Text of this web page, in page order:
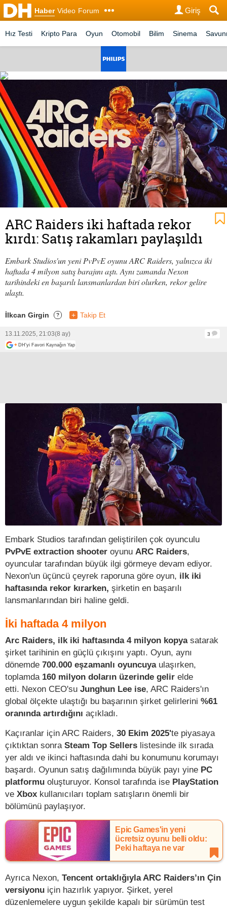
Haber Video Forum Giriş
Hız Testi Kripto Para Oyun Otomobil Bilim Sinema
ARC Raiders iki haftada rekor
kırdı: Satış rakamları paylaşıldı
Embark Studios'un yeni PvPvE oyunu ARC Raiders, yalnızca iki
haftada 4 milyon satış barajını aştı. Aynı zamanda Nexon
tarihindeki en başarılı lansmanlardan biri olurken, rekor gelire
ulaştı.
İlkcan Girgin ? + Takip Et
13.11.2025, 21:03(8 ay)
3
+ DH'yi Favori Kaynağın Yap
Embark Studios tarafından geliştirilen çok oyunculu
PvPvE extraction shooter oyunu ARC Raiders,
oyuncular tarafından büyük ilgi görmeye devam ediyor.
Nexon'un üçüncü çeyrek raporuna göre oyun, ilk iki
haftasında rekor kırarken, şirketin en başarılı
lansmanlarından biri haline geldi.
İki haftada 4 milyon
Arc Raiders, ilk iki haftasında 4 milyon kopyasatarak
şirket tarihinin en güçlü çıkışını yaptı. Oyun, aynı
dönemde 700.000 eşzamanlı oyuncuyaulaşırken,
toplamda 160 milyon doların üzerinde gelir elde
etti. Nexon CEO'su Junghun Lee ise, ARC Raiders'ın
global ölçekte ulaştığı bu başarının şirket gelirlerini %61
oranında artırdığını açıkladı.
Kaçıranlar için ARC Raiders, 30 Ekim 2025'te piyasaya
çıktıktan sonra Steam Top Sellers listesinde ilk sırada
yer aldı ve ikinci haftasında dahi bu konumunu korumayı
başardı. Oyunun satış dağılımında büyük payı yine PC
platformu oluşturuyor. Konsol tarafında ise PlayStation
ve Xbox kullanıcıları toplam satışların önemli bir
bölümünü paylaşıyor.
Epic Games'in yeni
ücretsiz oyunu belli oldu:
Peki haftaya ne var
Ayrıca Nexon, Tencent ortaklığıyla ARC Raiders’ın Çin
versiyonu için hazırlık yapıyor. Şirket, yerel
düzenlemelere uygun şekilde kapalı bir sürümün test